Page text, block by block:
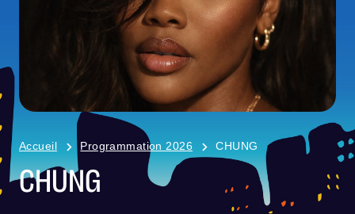
Accueil Programmation 2026 CHUNG
CHUNG